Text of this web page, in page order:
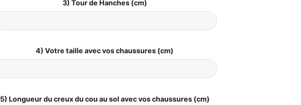
3) Tour de Hanches (cm)
4) Votre taille avec vos chaussures (cm)
5) Longueur du creux du cou au sol avec vos chaussures (cm)